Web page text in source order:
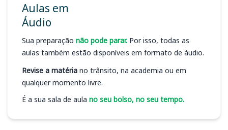
Aulas em
Áudio
Sua preparação não pode parar. Por isso, todas as
aulas também estão disponíveis em formato de áudio.
Revise a matéria no trânsito, na academia ou em
qualquer momento livre.
É a sua sala de aula no seu bolso, no seu tempo.